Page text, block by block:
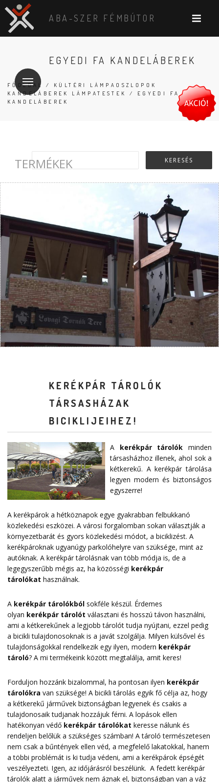
ABA-SZER FÉMBÚTOR
EGYEDI FA KANDELÁBEREK
FŐOLDAL / KÜLTÉRI LÁMPAOSZLOPOK
KANDELÁBEREK LÁMPATESTEK
/ EGYEDI FA
KANDELÁBEREK
TERMÉKEK
KERÉKPÁR TÁROLÓK
TÁRSASHÁZAK
BICIKLIJEIHEZ!
A kerékpár tárolók minden
társasházhoz illenek, ahol sok a
kétkerekű. A kerékpár tárolása
legyen modern és biztonságos
egyszerre!
A kerékpárok a hétköznapok egye gyakrabban felbukkanó
közlekedési eszközei. A városi forgalomban sokan választják a
környezetbarát és gyors közlekedési módot, a biciklizést. A
kerékpároknak ugyanúgy parkolóhelyre van szüksége, mint az
autóknak. A kerékpár tárolásnak van több módja is, de a
legegyszerűbb mégis az, ha közösségi kerékpár
tárolókat használnak.
A kerékpár tárolókból sokféle készül. Érdemes
olyan kerékpár tárolót választani és hosszú távon használni,
ami a kétkerekűnek a legjobb tárolót tudja nyújtani, ezzel pedig
a bicikli tulajdonosoknak is a javát szolgálja. Milyen külsővel és
tulajdonságokkal rendelkezik egy ilyen, modern kerékpár
tároló? A mi termékeink között megtalálja, amit keres!
Forduljon hozzánk bizalommal, ha pontosan ilyen kerékpár
tárolókra van szüksége! A bicikli tárolás egyik fő célja az, hogy
a kétkerekű járművek biztonságban legyenek és csakis a
tulajdonosaik tudjanak hozzájuk férni. A lopások ellen
hatékonyan védő kerékpár tárolókat keresse nálunk és
rendeljen belőlük a szükséges számban! A tároló természetesen
nem csak a bűntények ellen véd, a megfelelő lakatokkal, hanem
a többi problémát is ki tudja védeni, ami a kerékpárok épségét
veszélyezteti. Igen, az időjárásról beszélünk. A fedett kerékpár
tárolók alatt a járművek nem áznak el, biztonságban van a váz